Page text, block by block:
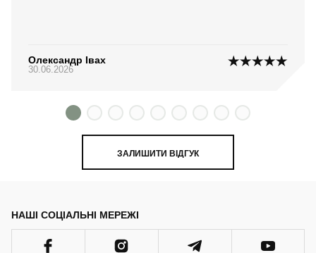
Олександр Івах
30.06.2026
ЗАЛИШИТИ ВІДГУК
НАШІ СОЦІАЛЬНІ МЕРЕЖІ